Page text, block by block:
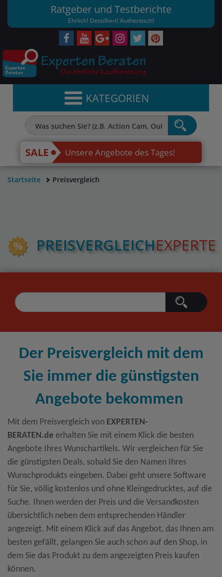
Ratgeber und Testberichte
Ehrlich! Detailliert! Authentisch!
KATEGORIEN
SALE Unsere Angebote des Tages!
Startseite Preisvergleich
PREIS­VERGLEICHEXPERTE
Der Preisvergleich mit dem
Sie immer die günstigsten
Angebote bekommen
Mit dem Preisvergleich von EXPERTEN-
BERATEN.de erhalten Sie mit einem Klick die besten
Angebote Ihres Wunschartikels. Wir vergleichen für Sie
die günstigsten Deals, sobald Sie den Namen Ihres
Wunschprodukts eingeben. Dabei geht unsere Software
für Sie, völlig kostenlos und ohne Kleingedrucktes, auf die
Suche. Ihnen werden der Preis und die Versandkosten
übersichtlich neben dem entsprechenden Händler
angezeigt. Mit einem Klick auf das Angebot, das Ihnen am
besten gefällt, gelangen Sie auch schon auf den Shop, in
dem Sie das Produkt zu dem angezeigten Preis kaufen
können.